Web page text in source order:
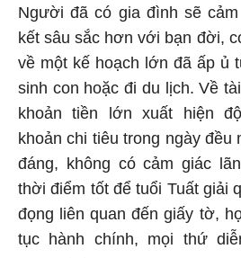
Người đã có gia đình sẽ
kết sâu sắc hơn với bạn đời,
về một kế hoạch lớn đã ấp ủ
sinh con hoặc đi du lịch. Về
khoản tiền lớn xuất hiện
khoản chi tiêu trong ngày đều
đáng, không có cảm giác
thời điểm tốt để tuổi Tuất giải
đọng liên quan đến giấy tờ,
tục hành chính, mọi thứ